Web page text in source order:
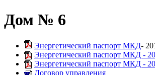
Дом № 6
Энергетический паспорт МКД-
Энергетический паспорт МКД -
Энергетический паспорт МКД -
Договор управления